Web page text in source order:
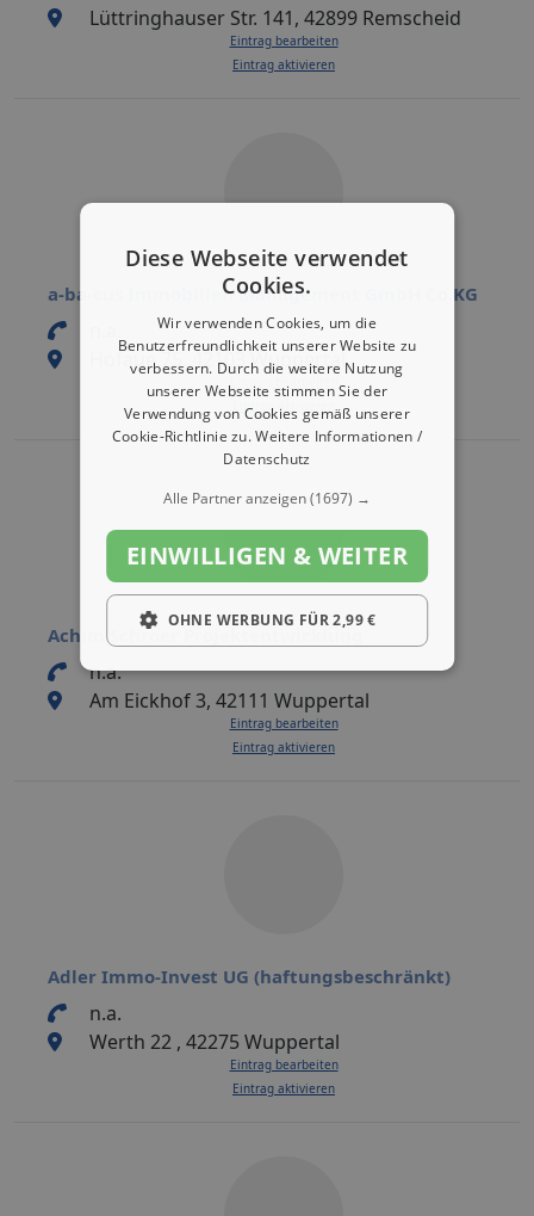
Lüttringhauser Str. 141, 42899 Remscheid
Eintrag bearbeiten
Eintrag aktivieren
a-ba-cus Immobilien Management GmbH Co.KG
Hofaue 75, 42103 Wuppertal
Eintrag bearbeiten
Eintrag aktivieren
Achim Schroer Projektentwicklung
n.a.
Am Eickhof 3, 42111 Wuppertal
Eintrag bearbeiten
Eintrag aktivieren
Adler Immo-Invest UG (haftungsbeschränkt)
n.a.
Werth 22 , 42275 Wuppertal
Eintrag bearbeiten
Eintrag aktivieren
Diese Webseite verwendet
Cookies.
Wir verwenden Cookies, um die
Benutzerfreundlichkeit unserer Website zu
verbessern. Durch die weitere Nutzung
unserer Webseite stimmen Sie der
Verwendung von Cookies gemäß unserer
Cookie-Richtlinie zu.Weitere Informationen /
Datenschutz
Alle Partner anzeigen(1697) →
EINWILLIGEN & WEITER
OHNE WERBUNG FÜR 2,99 €